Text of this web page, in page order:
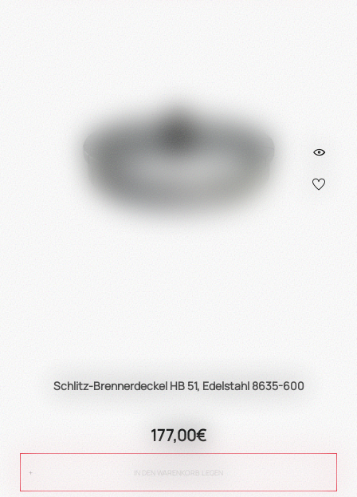
Schlitz-Brennerdeckel HB 51, Edelstahl 8635-600
177,00€
IN DEN WARENKORB LEGEN